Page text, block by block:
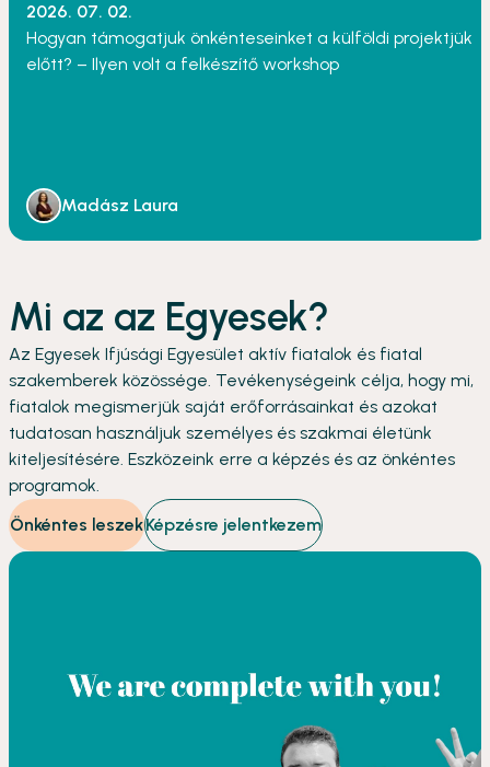
2026. 07. 02.
Hogyan támogatjuk önkénteseinket a külföldi projektjük
előtt? – Ilyen volt a felkészítő workshop
Madász Laura
Mi az az Egyesek?
Az Egyesek Ifjúsági Egyesület aktív fiatalok és fiatal
szakemberek közössége. Tevékenységeink célja, hogy mi,
fiatalok megismerjük saját erőforrásainkat és azokat
tudatosan használjuk személyes és szakmai életünk
kiteljesítésére. Eszközeink erre a képzés és az önkéntes
programok.
Önkéntes leszekKépzésre jelentkezem